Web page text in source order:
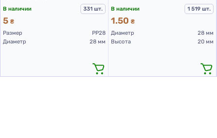
В наличии
331 шт.
5 ₴
Размер
PP28
Диаметр
28 мм
В наличии
1 519 шт.
1.50 ₴
Диаметр
28 мм
Высота
20 мм